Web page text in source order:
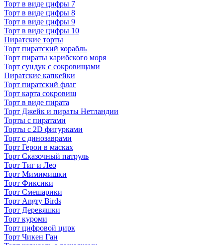
Торт в виде цифры 7
Торт в виде цифры 8
Торт в виде цифры 9
Торт в виде цифры 10
Пиратские торты
Торт пиратский корабль
Торт пираты карибского моря
Торт сундук с сокровищами
Пиратские капкейки
Торт пиратский флаг
Торт карта сокровищ
Торт в виде пирата
Торт Джейк и пираты Нетландии
Торты с пиратами
Торты с 2D фигурками
Торт с динозаврами
Торт Герои в масках
Торт Сказочный патруль
Торт Тиг и Лео
Торт Мимимишки
Торт Фиксики
Торт Смешарики
Торт Angry Birds
Торт Деревяшки
Торт куроми
Торт цифровой цирк
Торт Чикен Ган